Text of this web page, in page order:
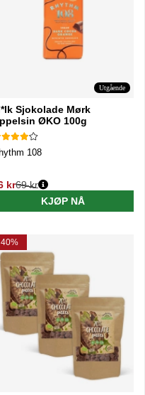
Utgående
Sjokolade Mørk
ØKO 100g
108
kr pris:
69 kr
KJØP NÅ
40%